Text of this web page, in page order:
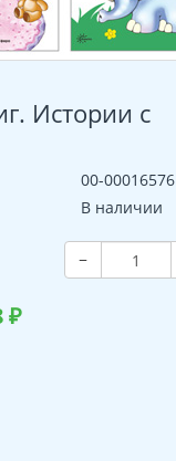
Истории с
00-00016576
В наличии
−
₽